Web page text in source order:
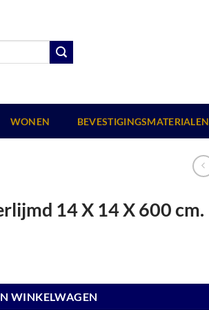
WONEN BEVESTIGINGSMATERIALEN
14 X 14 X 600 cm.
WINKELWAGEN